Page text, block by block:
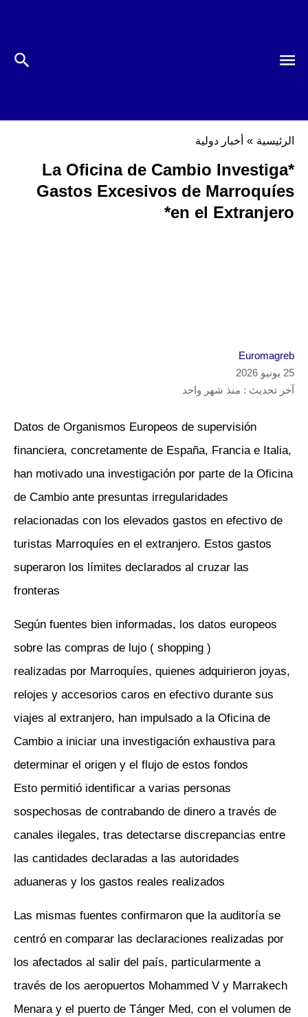
الرئيسية » أخبار دولية
*La Oficina de Cambio Investiga
Gastos Excesivos de Marroquíes
en el Extranjero*
Euromagreb
25 يونيو 2026
آخر تحديث : منذ شهر واحد
Datos de Organismos Europeos de supervisión
financiera, concretamente de España, Francia e Italia,
han motivado una investigación por parte de la Oficina
de Cambio ante presuntas irregularidades
relacionadas con los elevados gastos en efectivo de
turistas Marroquíes en el extranjero. Estos gastos
superaron los límites declarados al cruzar las
fronteras
Según fuentes bien informadas, los datos europeos
sobre las compras de lujo ( shopping )
realizadas por Marroquíes, quienes adquirieron joyas,
relojes y accesorios caros en efectivo durante sus
viajes al extranjero, han impulsado a la Oficina de
Cambio a iniciar una investigación exhaustiva para
determinar el origen y el flujo de estos fondos
Esto permitió identificar a varias personas
sospechosas de contrabando de dinero a través de
canales ilegales, tras detectarse discrepancias entre
las cantidades declaradas a las autoridades
aduaneras y los gastos reales realizados
Las mismas fuentes confirmaron que la auditoría se
centró en comparar las declaraciones realizadas por
los afectados al salir del país, particularmente a
través de los aeropuertos Mohammed V y Marrakech
Menara y el puerto de Tánger Med, con el volumen de